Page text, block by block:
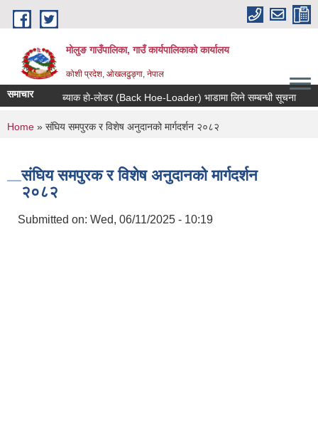
Skip to main content
मोलुङ गाउँपालिका, गाउँ कार्यपालिकाको कार्यालय
कोशी प्रदेश, ओखलढुङ्गा, नेपाल
समाचार ब्याक हाे-लाेडर (Back Hoe-Loader) भाडामा लिने सम्बन्धी सूचना
You are here
Home » संघिय समपुरक र विशेष अनुदानको मार्गदर्शन २०८२
संघिय समपुरक र विशेष अनुदानको मार्गदर्शन
२०८२
Submitted on: Wed, 06/11/2025 - 10:19